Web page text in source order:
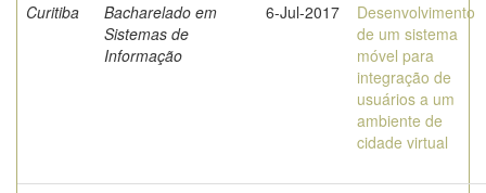
Curitiba
Bacharelado em
Sistemas de
Informação
6-Jul-2017
Desenvolvimento
de um sistema
móvel para
integração de
usuários a um
ambiente de
cidade virtual